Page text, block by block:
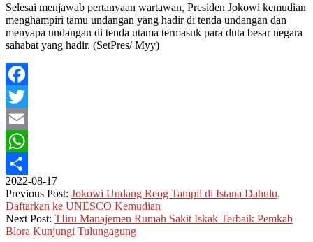
Selesai menjawab pertanyaan wartawan, Presiden Jokowi kemudian
menghampiri tamu undangan yang hadir di tenda undangan dan
menyapa undangan di tenda utama termasuk para duta besar negara
sahabat yang hadir. (SetPres/ Myy)
Facebook
Twitter
Email
WhatsApp
Share
2022-08-17
Previous Post: Jokowi Undang Reog Tampil di Istana Dahulu,
Daftarkan ke UNESCO Kemudian
Next Post: TIiru Manajemen Rumah Sakit Iskak Terbaik Pemkab
Blora Kunjungi Tulungagung